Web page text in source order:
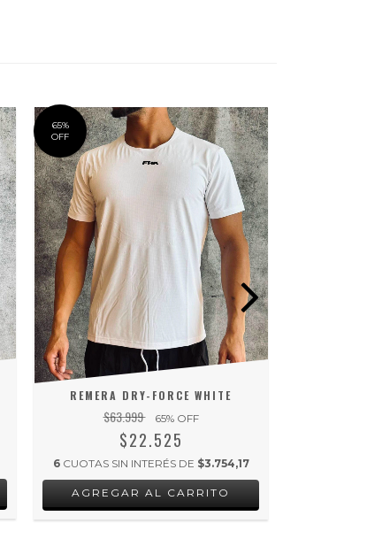
65%
OFF
REMERA DRY-FORCE WHITE
$63.999 65% OFF
$22.525
6 CUOTAS SIN INTERÉS DE $3.754,17
AGREGAR AL CARRITO